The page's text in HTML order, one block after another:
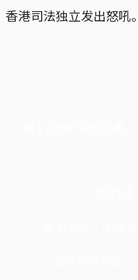
香港司法独立发出怒吼。